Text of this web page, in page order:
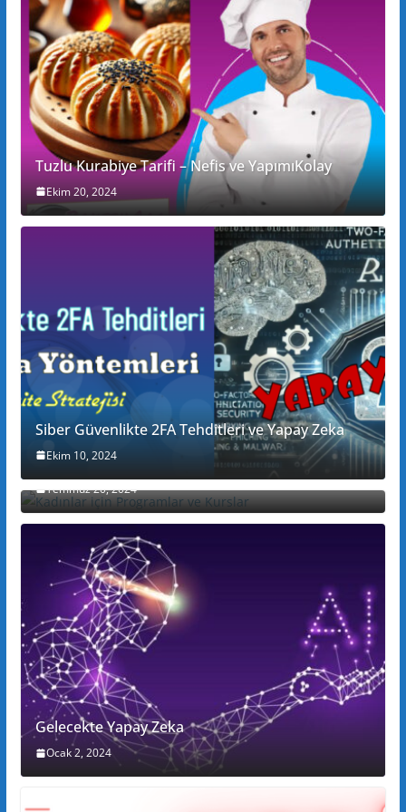
Tuzlu Kurabiye Tarifi – Nefis ve YapımıKolay
Ekim 20, 2024
Siber Güvenlikte 2FA Tehditleri ve Yapay Zeka
Ekim 10, 2024
Kadınlar için Programlar ve Kurslar
Temmuz 20, 2024
Gelecekte Yapay Zeka
Ocak 2, 2024